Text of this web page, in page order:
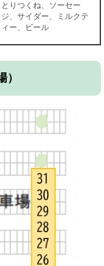
とりつくね、ソーセー
ジ、サイダー、ミルクテ
ィー、ビール